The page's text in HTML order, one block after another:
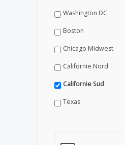
Washington DC
Boston
Chicago Midwest
Californie Nord
Californie Sud
Texas